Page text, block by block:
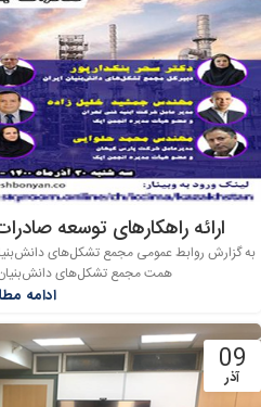
ارائه راهکارهای توسعه
به گزارش روابط عمومی مجمع تشکل‌های
همت مجمع تشکل‌های دانش‌بنیان
ادامه
09
آذر